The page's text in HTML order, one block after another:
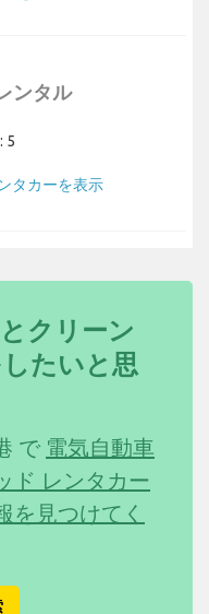
ンタル
5
タカーを表示
クリーン
たいと思
で 電気自動車
ド レンタカー
を見つけてく